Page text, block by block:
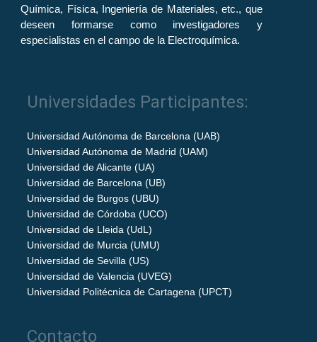
Química, Física, Ingeniería de Materiales, etc., que
deseen formarse como investigadores y
especialistas en el campo de la Electroquímica.
Universidades Participantes:
Universidad Autónoma de Barcelona (UAB)
Universidad Autónoma de Madrid (UAM)
Universidad de Alicante (UA)
Universidad de Barcelona (UB)
Universidad de Burgos (UBU)
Universidad de Córdoba (UCO)
Universidad de Lleida (UdL)
Universidad de Murcia (UMU)
Universidad de Sevilla (US)
Universidad de Valencia (UVEG)
Universidad Politécnica de Cartagena (UPCT)
Contacto